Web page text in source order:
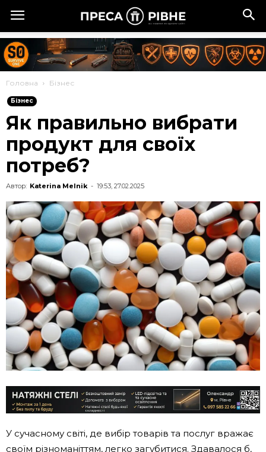
Головна Бізнес
Бізнес
Як правильно вибрати
продукт для своїх
потреб?
Автор: Katerina Melnik - 19:53, 27.02.2025
У сучасному світі, де вибір товарів та послуг вражає
своїм різноманіттям, легко загубитися. Здавалося б,